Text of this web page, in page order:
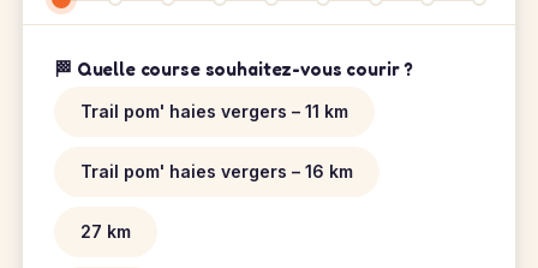
🏁 Quelle course souhaitez-vous courir ?
Trail pom' haies vergers – 11 km
Trail pom' haies vergers – 16 km
27 km